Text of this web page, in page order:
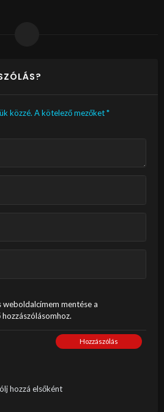
közzé. A kötelező mezőket*
weboldalcímem mentése a
Hozzászólás
hozzá elsőként